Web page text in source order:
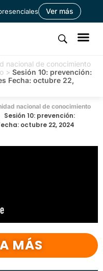
Ver más
nacional de conocimiento
> Sesión 10: prevención:
Fecha: octubre 22,
nacional de conocimiento
Sesión 10: prevención:
octubre 22, 2024
MÁS